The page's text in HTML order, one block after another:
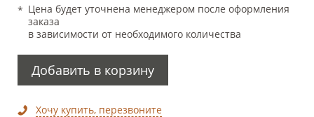
Цена будет уточнена менеджером после оформления
заказа
в зависимости от необходимого количества
Добавить в корзину
Хочу купить, перезвоните